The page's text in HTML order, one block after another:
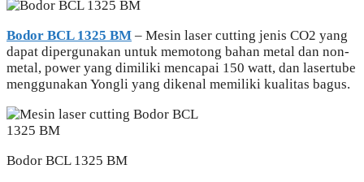
Bodor BCL 1325 BM – Mesin laser cutting jenis CO2 yang
dapat dipergunakan untuk memotong bahan metal dan non-
metal, power yang dimiliki mencapai 150 watt, dan lasertube
menggunakan Yongli yang dikenal memiliki kualitas bagus.
Bodor BCL 1325 BM